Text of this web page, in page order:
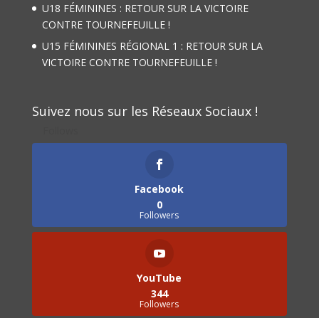
U18 FÉMININES : RETOUR SUR LA VICTOIRE
CONTRE TOURNEFEUILLE !
U15 FÉMININES RÉGIONAL 1 : RETOUR SUR LA
VICTOIRE CONTRE TOURNEFEUILLE !
Suivez nous sur les Réseaux Sociaux !
Facebook
0
Followers
YouTube
344
Followers